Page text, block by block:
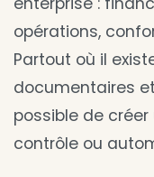
opérations,
Partout où il
documentaires
possible de
contrôle ou